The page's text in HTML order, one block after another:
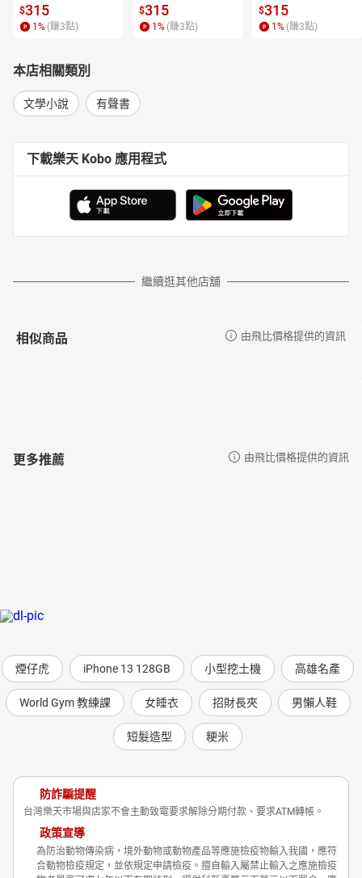
$315
1 % (賺3點)
$315
1 % (賺3點)
$315
1 % (賺3點)
本店相關類別
文學小說 有聲書
下載樂天 Kobo 應用程式
繼續逛其他店舖
相似商品 由飛比價格提供的資訊
更多推薦 由飛比價格提供的資訊
煙仔虎 iPhone 13 128GB 小型挖土機 高雄名產
World Gym 教練課 女睡衣 招財長夾 男懶人鞋
短髮造型 粳米
防詐騙提醒
台灣樂天市場與店家不會主動致電要求解除分期付款、要求ATM轉帳。
政策宣導
為防治動物傳染病，境外動物或動物產品等應施檢疫物輸入我國，應符
合動物檢疫規定，並依規定申請檢疫。擅自輸入屬禁止輸入之應施檢疫